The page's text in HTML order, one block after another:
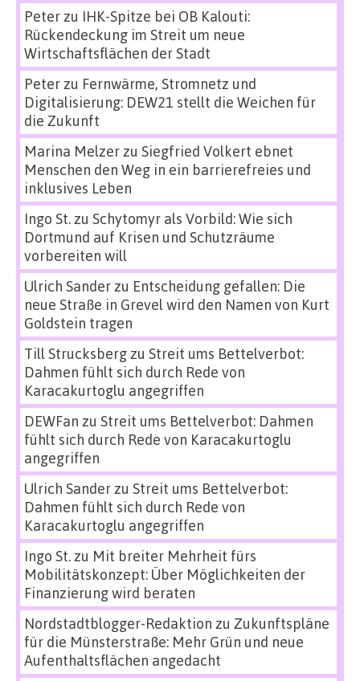
Peterzu IHK-Spitze bei OB Kalouti:
Rückendeckung im Streit um neue
Wirtschaftsflächen der Stadt
Peterzu Fernwärme, Stromnetz und
Digitalisierung: DEW21 stellt die Weichen für
die Zukunft
Marina Melzerzu Siegfried Volkert ebnet
Menschen den Weg in ein barrierefreies und
inklusives Leben
Ingo St.zu Schytomyr als Vorbild: Wie sich
Dortmund auf Krisen und Schutzräume
vorbereiten will
Ulrich Sanderzu Entscheidung gefallen: Die
neue Straße in Grevel wird den Namen von Kurt
Goldstein tragen
Till Strucksbergzu Streit ums Bettelverbot:
Dahmen fühlt sich durch Rede von
Karacakurtoglu angegriffen
DEWFan zu Streit ums Bettelverbot: Dahmen
fühlt sich durch Rede von Karacakurtoglu
angegriffen
Ulrich Sanderzu Streit ums Bettelverbot:
Dahmen fühlt sich durch Rede von
Karacakurtoglu angegriffen
Ingo St.zu Mit breiter Mehrheit fürs
Mobilitätskonzept: Über Möglichkeiten der
Finanzierung wird beraten
Nordstadtblogger-Redaktion zu Zukunftspläne
für die Münsterstraße: Mehr Grün und neue
Aufenthaltsflächen angedacht